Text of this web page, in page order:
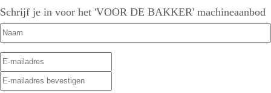
Schrijf je in voor het 'VOOR DE BAKKER' machineaanbod
Naam
E-
mailadres(Vereist)